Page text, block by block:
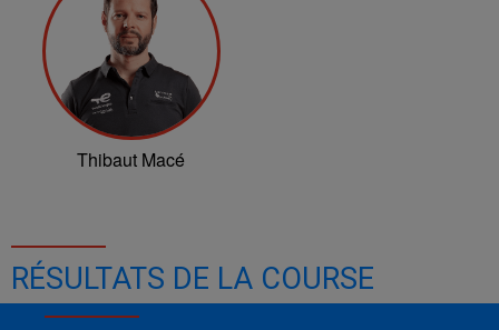
Thibaut Macé
RÉSULTATS DE LA COURSE